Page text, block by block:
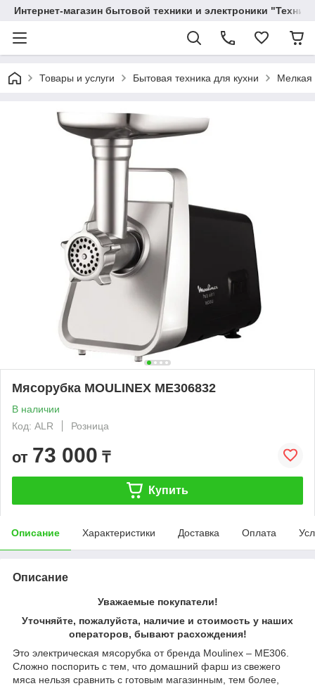
Интернет-магазин бытовой техники и электроники
Товары и услуги Бытовая техника для кухни Мелкая
Мясорубка MOULINEX ME306832
В наличии
Код: ALR
Розница
от 73 000 ₸
Купить
Описание Характеристики Доставка Оплата
Описание
Уважаемые покупатели!
Уточняйте, пожалуйста, наличие и стоимость у наших
операторов, бывают расхождения!
Это электрическая мясорубка от бренда Moulinex – ME306.
Сложно поспорить с тем, что домашний фарш из свежего
мяса нельзя сравнить с готовым магазинным, тем более,